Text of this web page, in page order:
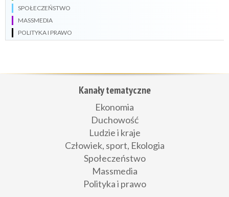
SPOŁECZEŃSTWO
MASSMEDIA
POLITYKA I PRAWO
Kanały tematyczne
Ekonomia
Duchowość
Ludzie i kraje
Człowiek, sport, Ekologia
Społeczeństwo
Massmedia
Polityka i prawo